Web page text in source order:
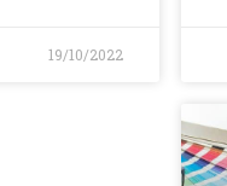
19/10/2022